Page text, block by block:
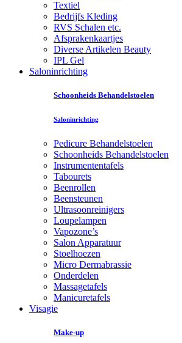
Textiel
Bedrijfs Kleding
RVS Schalen etc.
Afsprakenkaartjes
Diverse Artikelen Beauty
IPL Gel
Saloninrichting
Schoonheids Behandelstoelen
Saloninrichting
Pedicure Behandelstoelen
Schoonheids Behandelstoelen
Instrumententafels
Tabourets
Beenrollen
Beensteunen
Ultrasoonreinigers
Loupelampen
Vapozone’s
Salon Apparatuur
Stoelhoezen
Micro Dermabrassie
Onderdelen
Massagetafels
Manicuretafels
Visagie
Make-up